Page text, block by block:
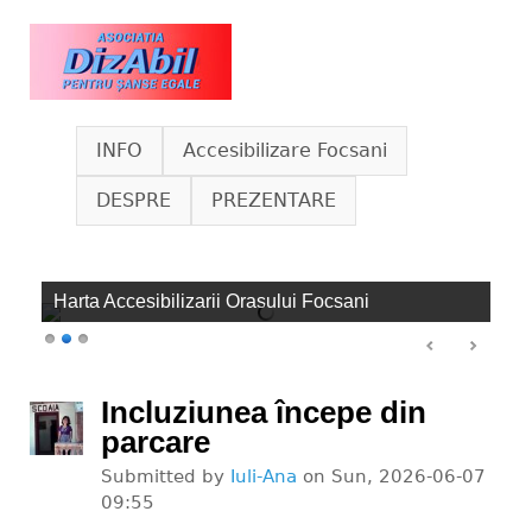
Skip to main content
www.dizabil.eu
INFO Accesibilizare Focsani
DESPRE PREZENTARE
Harta Accesibilizarii Orasului Focsani
Incluziunea începe din
parcare
Submitted by Iuli-Ana on Sun, 2026-06-07
09:55